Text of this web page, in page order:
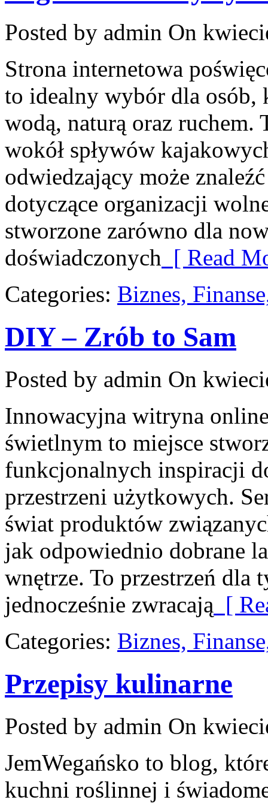
Posted by admin On
Strona internetowa
to idealny wybór dla osób,
wodą, naturą oraz ruchem.
wokół spływów
odwiedzający może
dotyczące organizacji
stworzone zarówno dla
doświadczonych [ Read
Categories: Biznes,
DIY – Zrób to Sam
Posted by admin On
Innowacyjna witryna
świetlnym to miejsce
funkcjonalnych inspiracji
przestrzeni użytkowych.
świat produktów
jak odpowiednio dobrane
wnętrze. To przestrzeń dla
jednocześnie zwracają [
Categories: Biznes,
Przepisy kulinarne
Posted by admin On
JemWegańsko to blog,
kuchni roślinnej i